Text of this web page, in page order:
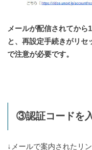
メールが配信されてか
と、再設定手続きがリセ
で注意が必要です。
③認証コードを
↓メールで案内されたリ